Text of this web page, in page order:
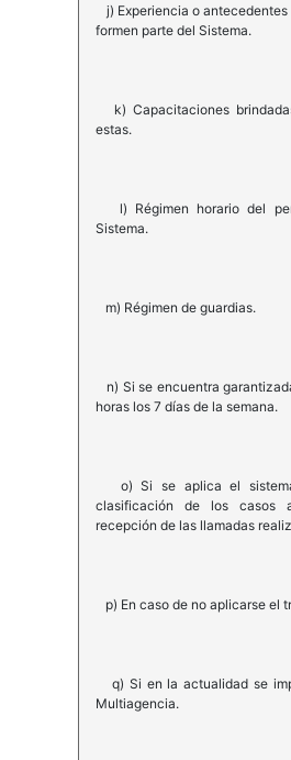
j) Experiencia o
formen parte del Sistema.
k) Capacitaciones
estas.
l) Régimen horario del
Sistema.
m) Régimen de guardias.
n) Si se encuentra
horas los 7 días de la semana.
o) Si se aplica el
clasificación de los casos
recepción de las llamadas
p) En caso de no aplicarse el
q) Si en la actualidad se
Multiagencia.